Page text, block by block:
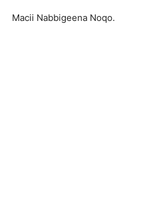
Macii Nabbigeena Noqo.